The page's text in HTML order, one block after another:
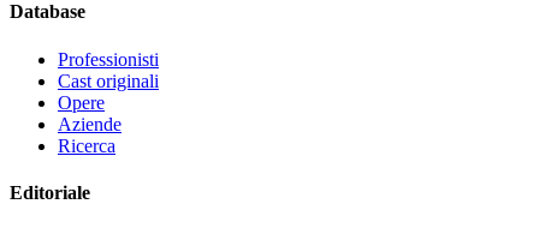
Database
Professionisti
Cast originali
Opere
Aziende
Ricerca
Editoriale